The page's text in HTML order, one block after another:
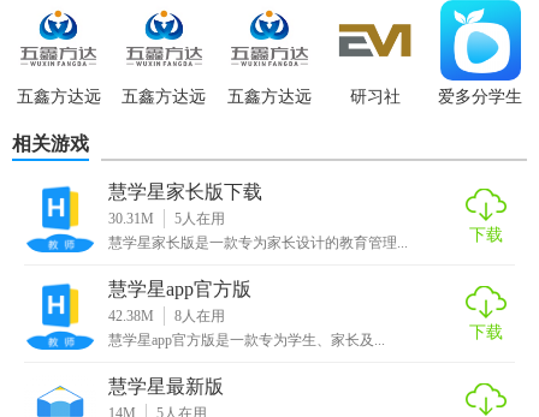
育各阶段，支持离线下载，便于随时随地学习。
2. 智能辅导：利用AI技术提供个性化学习建议，根据学生掌
握情况推荐适合的练习和课程。
3. 作业提交与批改：支持图片、文档等多种格式的作业提
4. 互动问答：内置问答社区，学生可随时提问，教师及同学
可快速解答，促进知识交流。
【慧学星安卓版内容】
1. 丰富课程资源：包含各科教材解析、经典例题、扩展知识
等。
程教育
五鑫方达远
五鑫方达远
五鑫方达远
研习社
爱多分学生
相关游戏
慧学星家长版下载
30.31M 5人在用
慧学星家长版是一款专为家长设计的教育管理...
下载
慧学星app官方版
42.38M 8人在用
慧学星app官方版是一款专为学生、家长及...
下载
慧学星最新版